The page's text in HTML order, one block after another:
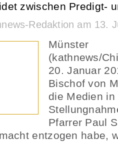
zwischen Predigt-
Redaktion am 13.
Münster
(kathnews/
20. Januar
Bischof von
die Medien
Pfarrer Paul
entzogen habe,